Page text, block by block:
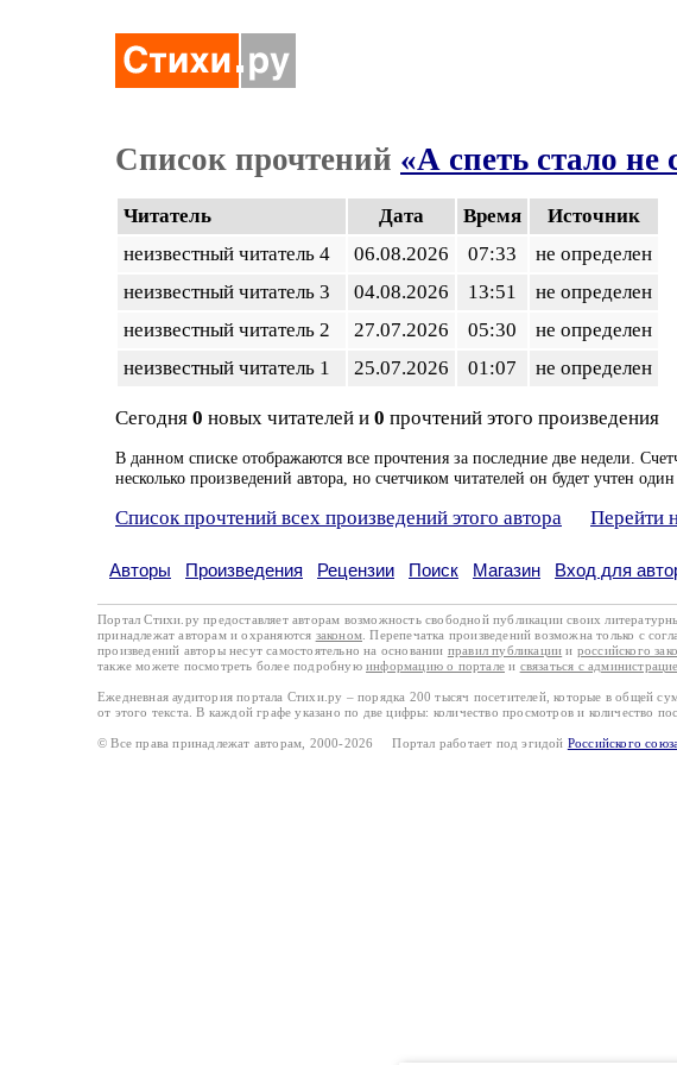
Список прочтений «А спеть стало не
Читатель Дата Время
Источник
неизвестный читатель 4
06.08.2026 07:33
не определен
неизвестный читатель 3
04.08.2026 13:51
не определен
неизвестный читатель 2
27.07.2026 05:30
не определен
неизвестный читатель 1
25.07.2026 01:07 не определен
Сегодня 0 новых читателей и 0 прочтений этого произведения
В данном списке отображаются все прочтения за последние две недели.
несколько произведений автора, но счетчиком читателей он будет учтен
Список прочтений всех произведений этого автора Перейти
Авторы Произведения Рецензии Поиск Магазин Вход для
Портал Стихи.ру предоставляет авторам возможность свободной публикации своих
принадлежат авторам и охраняются законом . Перепечатка произведений возможна только с
произведений авторы несут самостоятельно на основании правил публикации и российского
также можете посмотреть более подробную информацию о портале и связаться с
Ежедневная аудитория портала Стихи.ру – порядка 200 тысяч посетителей, которые в общей
от этого текста. В каждой графе указано по две цифры: количество просмотров и количество
© Все права принадлежат авторам, 2000-2026 Портал работает под эгидой Российского